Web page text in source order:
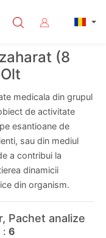
(8
medicala din grupul
de activitate
esantioane de
sau din mediul
a contribui la
dinamicii
din organism.
Pachet analize
: 6